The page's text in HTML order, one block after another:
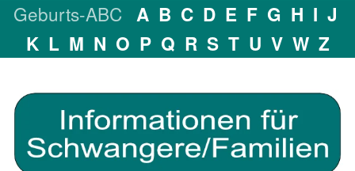
Geburts-ABC A B C D E F G H I J
K L M N O P Q R S T U V W Z